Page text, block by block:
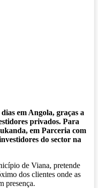
em Angola, graças a
privados. Para
em Parceria com
do sector na
de Viana, pretende
dos clientes onde as
presença.